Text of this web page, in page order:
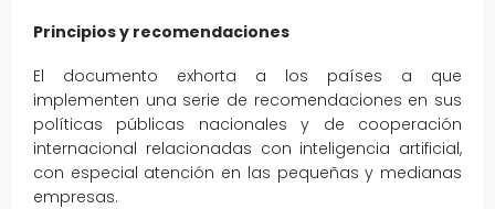
Principios y recomendaciones
El documento exhorta a los países a que
implementen una serie de recomendaciones en sus
políticas públicas nacionales y de cooperación
internacional relacionadas con inteligencia artificial,
con especial atención en las pequeñas y medianas
empresas.